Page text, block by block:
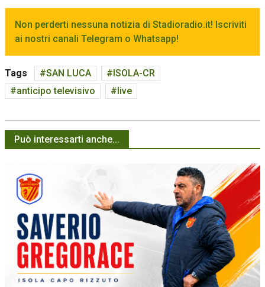
Non perderti nessuna notizia di Stadioradio.it! Iscriviti
ai nostri canali Telegram o Whatsapp!
Tags SAN LUCA
ISOLA-CR
anticipo televisivo
live
Può interessarti anche...